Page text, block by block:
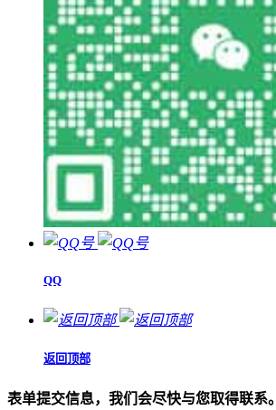
QQ
返回顶部
表单提交信息，我们会尽快与您取得联系。